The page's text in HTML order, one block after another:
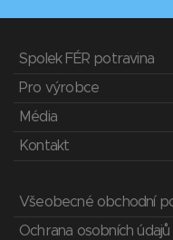
Spolek FÉR potravina
Pro výrobce
Média
Kontakt
Všeobecné obchodní
Ochrana osobních údajů